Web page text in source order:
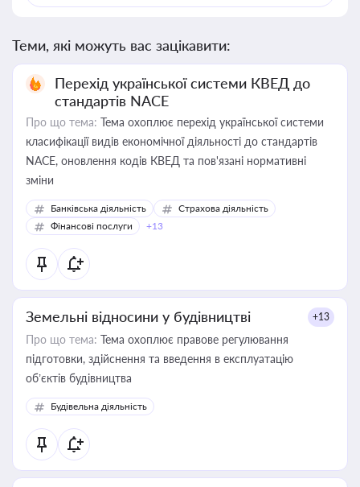
Теми, які можуть вас зацікавити:
Перехід української системи КВЕД до
стандартів NACE
Про що тема: Тема охоплює перехід української системи
класифікації видів економічної діяльності до стандартів
NACE, оновлення кодів КВЕД та пов'язані нормативні
зміни
Банківська діяльність
Страхова діяльність
Фінансові послуги
+13
Земельні відносини у будівництві +13
Про що тема: Тема охоплює правове регулювання
підготовки, здійснення та введення в експлуатацію
об’єктів будівництва
Будівельна діяльність